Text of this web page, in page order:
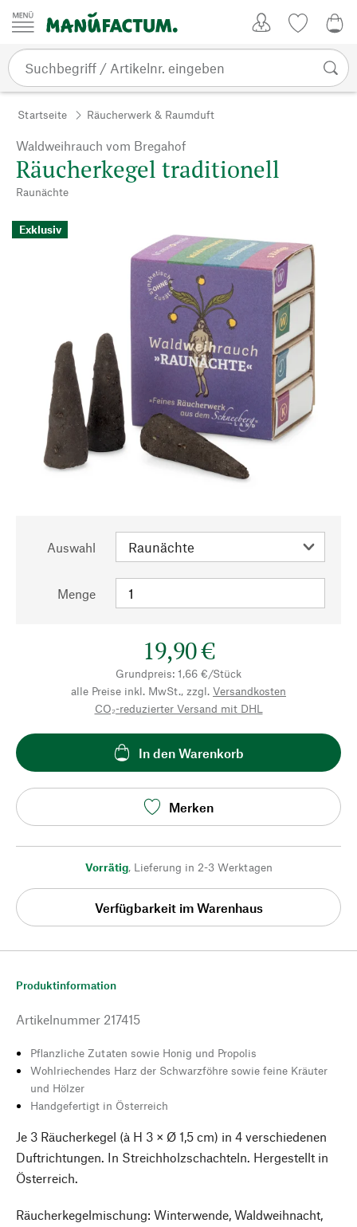
Zum Inhalt springen
Startseite Räucherwerk & Raumduft
Waldweihrauch vom Bregahof
Räucherkegel traditionell
Raunächte
Exklusiv
Auswahl
Menge
19,90 €
Grundpreis: 1,66 €/Stück
alle Preise inkl. MwSt., zzgl. Versandkosten
CO₂-reduzierter Versand mit DHL
In den Warenkorb
Merken
Vorrätig, Lieferung in 2-3 Werktagen
Verfügbarkeit im Warenhaus
Produktinformation
Artikelnummer 217415
Pflanzliche Zutaten sowie Honig und Propolis
Wohlriechendes Harz der Schwarzföhre sowie feine Kräuter
und Hölzer
Handgefertigt in Österreich
Je 3 Räucherkegel (à H 3 × Ø 1,5 cm) in 4 verschiedenen
Duftrichtungen. In Streichholzschachteln. Hergestellt in
Österreich.
Räucherkegelmischung: Winterwende, Waldweihnacht,